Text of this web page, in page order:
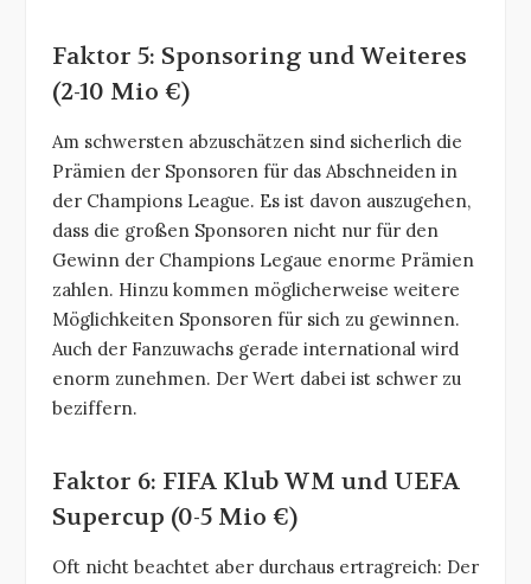
Faktor 5: Sponsoring und Weiteres
(2-10 Mio €)
Am schwersten abzuschätzen sind sicherlich die
Prämien der Sponsoren für das Abschneiden in
der Champions League. Es ist davon auszugehen,
dass die großen Sponsoren nicht nur für den
Gewinn der Champions Legaue enorme Prämien
zahlen. Hinzu kommen möglicherweise weitere
Möglichkeiten Sponsoren für sich zu gewinnen.
Auch der Fanzuwachs gerade international wird
enorm zunehmen. Der Wert dabei ist schwer zu
beziffern.
Faktor 6: FIFA Klub WM und UEFA
Supercup (0-5 Mio €)
Oft nicht beachtet aber durchaus ertragreich: Der